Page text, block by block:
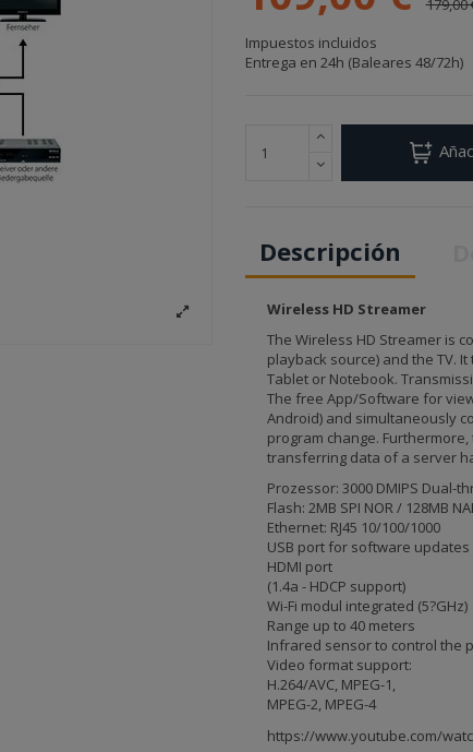
179,00
Impuestos incluidos
Entrega en 24h (Baleares 48/72h)
Descripción
Wireless HD Streamer
The Wireless HD Streamer is
playback source) and the TV.
Tablet or Notebook.
The free App/Software for
Android) and simultaneously
program change.
transferring data of a server
Prozessor: 3000 DMIPS Dual-
Flash: 2MB SPI NOR / 128MB
Ethernet: RJ45 10/100/1000
USB port for software updates
HDMI port
(1.4a - HDCP support)
Wi-Fi modul integrated (5?GHz)
Range up to 40 meters
Infrared sensor to control the
Video format support:
H.264/AVC, MPEG-1,
MPEG-2, MPEG-4
https://www.youtube.com/